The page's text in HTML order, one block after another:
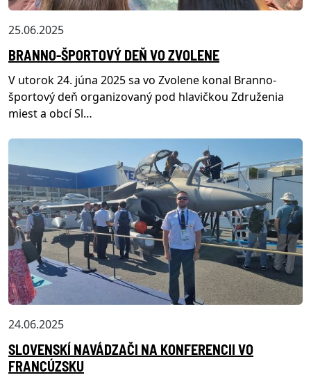
25.06.2025
BRANNO-ŠPORTOVÝ DEŇ VO ZVOLENE
V utorok 24. júna 2025 sa vo Zvolene konal Branno-
športový deň organizovaný pod hlavičkou Združenia
miest a obcí Sl…
24.06.2025
SLOVENSKÍ NAVÁDZAČI NA KONFERENCII VO
FRANCÚZSKU